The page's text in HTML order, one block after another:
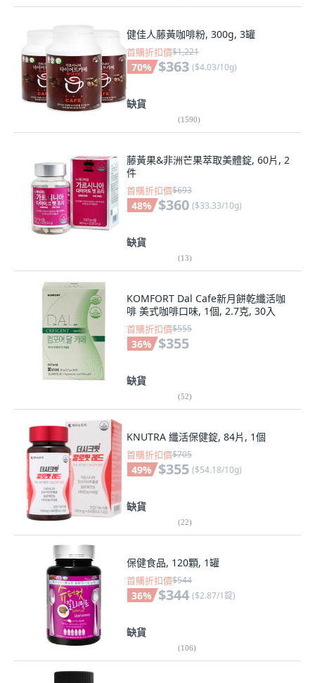
健佳人藤黃咖啡粉, 300g, 3罐
首購折扣價$1,221
70% $363 ($4.03/10g)
缺貨
(1590)
藤黃果&非洲芒果萃取美體錠, 60片, 2
件
首購折扣價$693
48% $360 ($33.33/10g)
缺貨
(13)
KOMFORT Dal Cafe新月餅乾纖活咖
啡 美式咖啡口味, 1個, 2.7克, 30入
首購折扣價$555
36% $355
缺貨
(52)
KNUTRA 纖活保健錠, 84片, 1個
首購折扣價$705
49% $355 ($54.18/10g)
缺貨
(22)
保健食品, 120顆, 1罐
首購折扣價$544
36% $344 ($2.87/1錠)
缺貨
(106)